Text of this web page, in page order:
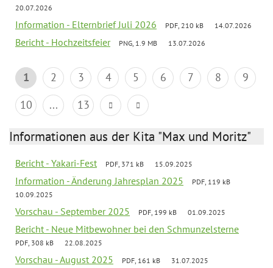
20.07.2026
Information - Elternbrief Juli 2026 PDF, 210 kB 14.07.2026
Bericht - Hochzeitsfeier PNG, 1.9 MB 13.07.2026
1 2 3 4 5 6 7 8
9
10
... 13
Informationen aus der Kita "Max und Moritz"
Bericht - Yakari-Fest PDF, 371 kB 15.09.2025
Information - Änderung Jahresplan 2025
PDF, 119 kB
10.09.2025
Vorschau - September 2025 PDF, 199 kB 01.09.2025
Bericht - Neue Mitbewohner bei den Schmunzelsterne
PDF, 308 kB 22.08.2025
Vorschau - August 2025 PDF, 161 kB 31.07.2025